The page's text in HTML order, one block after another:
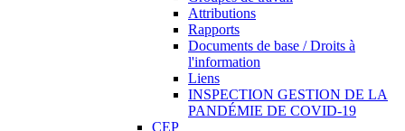
Attributions
Rapports
Documents de base / Droits à
l'information
Liens
INSPECTION GESTION DE LA
PANDÉMIE DE COVID-19
CEP